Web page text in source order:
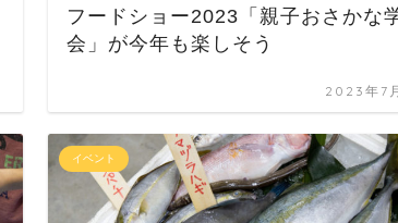
フードショー2023「親子おさかな
会」が今年も楽しそう
2023年7
イベント